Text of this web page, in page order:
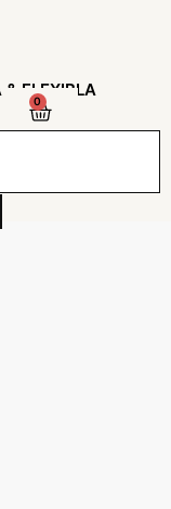
& FLEXIBLA
0